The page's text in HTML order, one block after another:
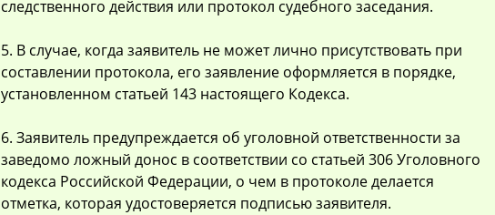
следственного действия или протокол судебного заседания.
5. В случае, когда заявитель не может лично присутствовать при
составлении протокола, его заявление оформляется в порядке,
установленном статьей 143 настоящего Кодекса.
6. Заявитель предупреждается об уголовной ответственности за
заведомо ложный донос в соответствии со статьей 306 Уголовного
кодекса Российской Федерации, о чем в протоколе делается
отметка, которая удостоверяется подписью заявителя.